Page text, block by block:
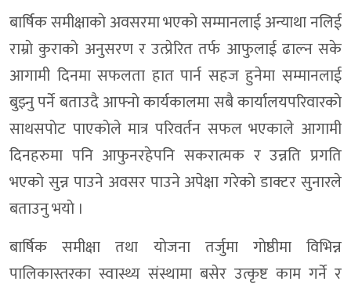
बार्षिक समीक्षाकाे अवसरमा भएकाे सम्मानलाई अन्याथा नलिई
राम्राे कुराकाे अनुसरण र उत्प्रेरित तर्फ आफुलाई ढाल्न सके
आगामी दिनमा सफलता हात पार्न सहज हुनेमा सम्मानलाई
बुझ्नु पर्ने बताउदै आफ्नाे कार्यकालमा सबै कार्यालयपरिवारकाे
साथसपाेट पाएकाेले मात्र परिवर्तन सफल भएकाले आगामी
दिनहरुमा पनि आफुनरहेपनि सकरात्मक र उन्नति प्रगति
भएकाे सुन्न पाउने अवसर पाउने अपेक्षा गरेकाे डाक्टर सुनारले
बताउनु भयाे ।
बार्षिक समीक्षा तथा याेजना तर्जुमा गाेष्ठीमा विभिन्न
पालिकास्तरका स्वास्थ्य संस्थामा बसेर उत्कृष्ट काम गर्ने र